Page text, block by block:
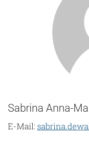
Sabrina Anna-
E-Mail: